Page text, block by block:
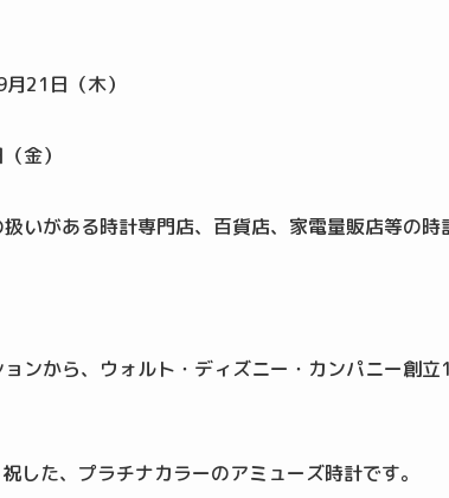
21日（木）
金）
いがある時計専門店、百貨店、家電量販店等の
ンから、ウォルト・ディズニー・カンパニー創
した、プラチナカラーのアミューズ時計です。